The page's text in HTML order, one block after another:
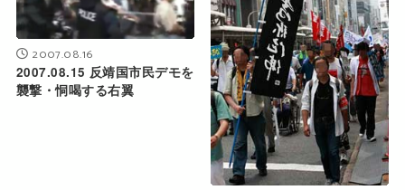
2007.08.16
2007.08.15 反靖国市民デモを
襲撃・恫喝する右翼